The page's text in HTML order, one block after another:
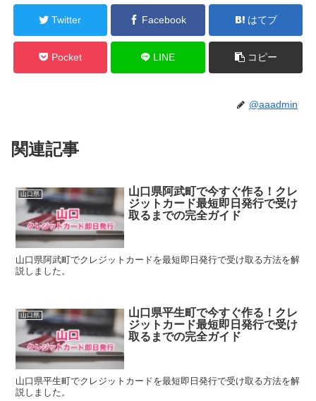
Twitter Facebook はてブ
Pocket LINE コピー
@aaadmin
関連記事
山口県
山口県阿武町で今すぐ作る！クレ
ジットカード最短即日発行で受け
取るまでの完全ガイド
山口県阿武町でクレジットカードを最短即日発行で受け取る方法を解
説しました。
山口県
山口県平生町で今すぐ作る！クレ
ジットカード最短即日発行で受け
取るまでの完全ガイド
山口県平生町でクレジットカードを最短即日発行で受け取る方法を解
説しました。